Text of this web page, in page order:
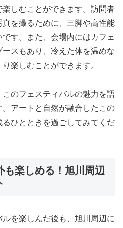
しむことができます。訪問者
を撮るために、三脚や高性能
す。また、会場内にはカフェ
スもあり、冷えた体を温めな
楽しむことができます。
のフェスティバルの魅力を語
アートと自然が融合したこの
ひとときを過ごしてみてくだ
も楽しめる！旭川周辺
を楽しんだ後も、旭川周辺に